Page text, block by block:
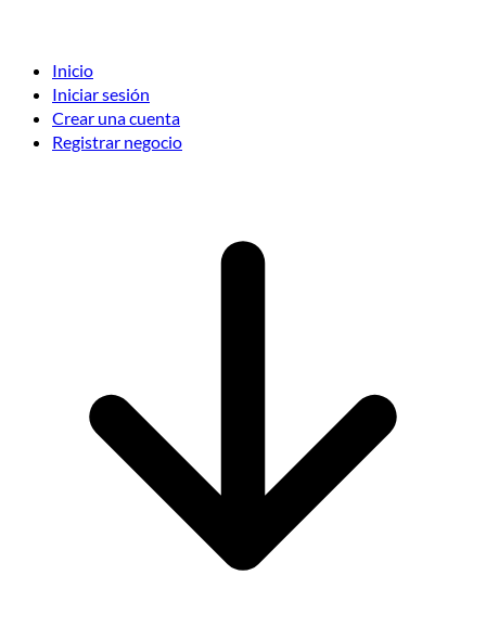
Inicio
Iniciar sesión
Crear una cuenta
Registrar negocio